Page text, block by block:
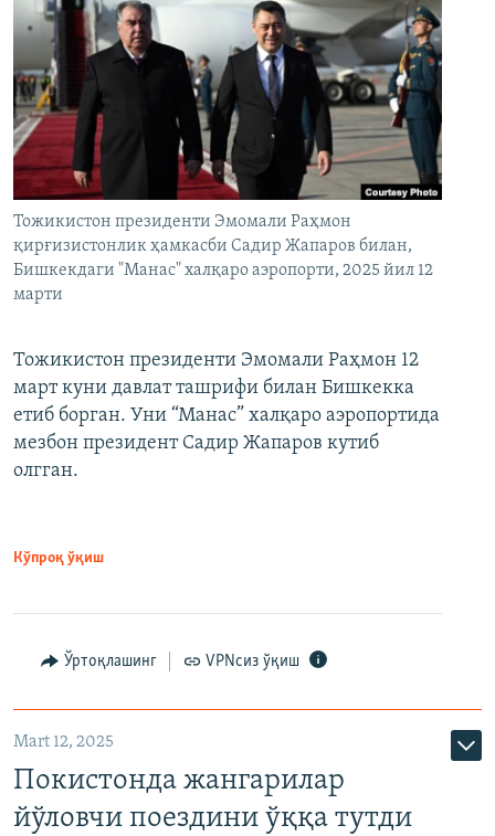
Тожикистон президенти Эмомали Раҳмон
қирғизистонлик ҳамкасби Садир Жапаров билан,
Бишкекдаги "Манас" халқаро аэропорти, 2025 йил 12
марти
Тожикистон президенти Эмомали Раҳмон 12
март куни давлат ташрифи билан Бишкекка
етиб борган. Уни “Манас” халқаро аэропортида
мезбон президент Садир Жапаров кутиб
олгган.
Кўпроқ ўқиш
Ўртоқлашинг VPNсиз ўқиш
Mart 12, 2025
Покистонда жангарилар
йўловчи поездини ўққа тутди